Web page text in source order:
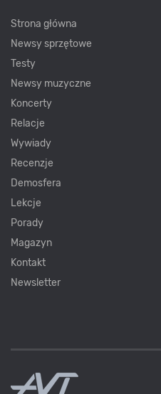
Strona główna
Newsy sprzętowe
Testy
Newsy muzyczne
Koncerty
Relacje
Wywiady
Recenzje
Demosfera
Lekcje
Porady
Magazyn
Kontakt
Newsletter